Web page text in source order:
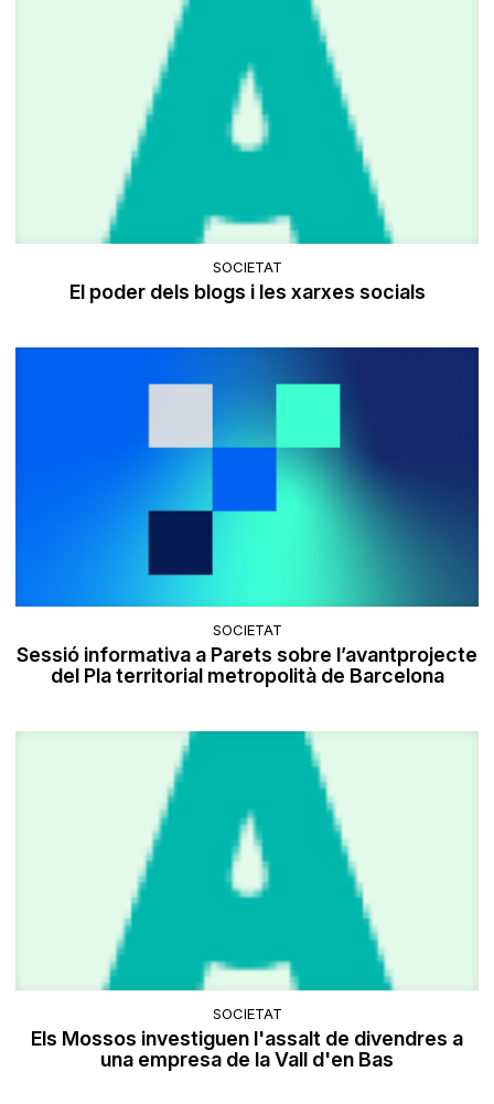
SOCIETAT
El poder dels blogs i les xarxes socials
SOCIETAT
Sessió informativa a Parets sobre l’avantprojecte
del Pla territorial metropolità de Barcelona
SOCIETAT
Els Mossos investiguen l'assalt de divendres a
una empresa de la Vall d'en Bas